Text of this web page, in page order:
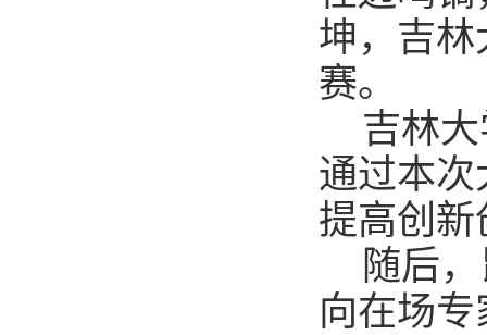
坤，吉
赛。
吉林
通过本
提高创
随后
向在场